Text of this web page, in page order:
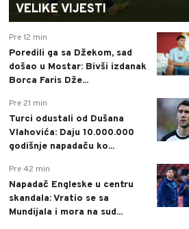
VELIKE VIJESTI
Pre 12 min
Poredili ga sa Džekom, sad
došao u Mostar: Bivši izdanak
Borca Faris Dže...
Pre 21 min
Turci odustali od Dušana
Vlahovića: Daju 10.000.000
godišnje napadaču ko...
Pre 42 min
Napadač Engleske u centru
skandala: Vratio se sa
Mundijala i mora na sud...